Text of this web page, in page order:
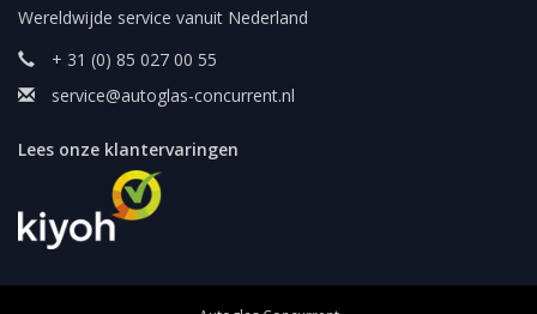
Wereldwijde service vanuit Nederland
+ 31 (0) 85 027 00 55
service@autoglas-concurrent.nl
Lees onze klantervaringen